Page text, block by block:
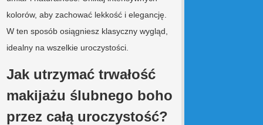
kolorów, aby zachować lekkość i elegancję.
W ten sposób osiągniesz klasyczny wygląd,
idealny na wszelkie uroczystości.
Jak utrzymać trwałość
makijażu ślubnego boho
przez całą uroczystość?